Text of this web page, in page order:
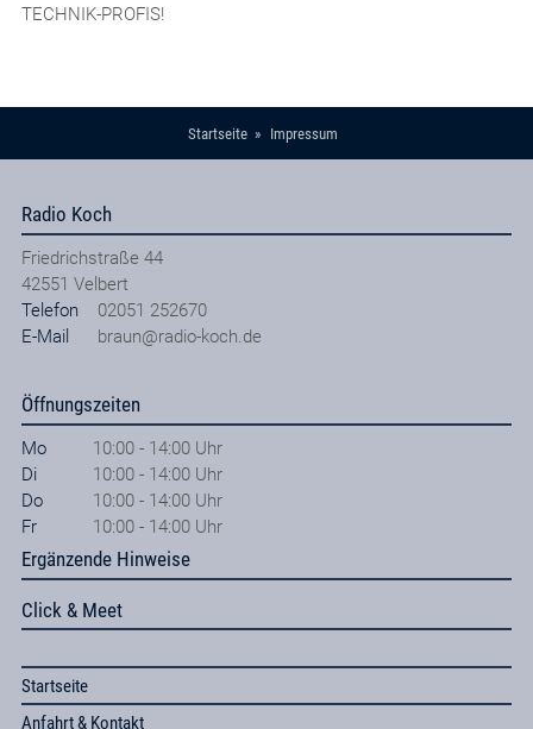
TECHNIK-PROFIS!
Startseite Impressum
Radio Koch
Friedrichstraße 44
42551 Velbert
Telefon
02051 252670
E-Mail
braun@radio-koch.de
Öffnungszeiten
Mo
10:00 - 14:00 Uhr
Di
10:00 - 14:00 Uhr
Do
10:00 - 14:00 Uhr
Fr
10:00 - 14:00 Uhr
Ergänzende Hinweise
Click & Meet
Startseite
Anfahrt & Kontakt